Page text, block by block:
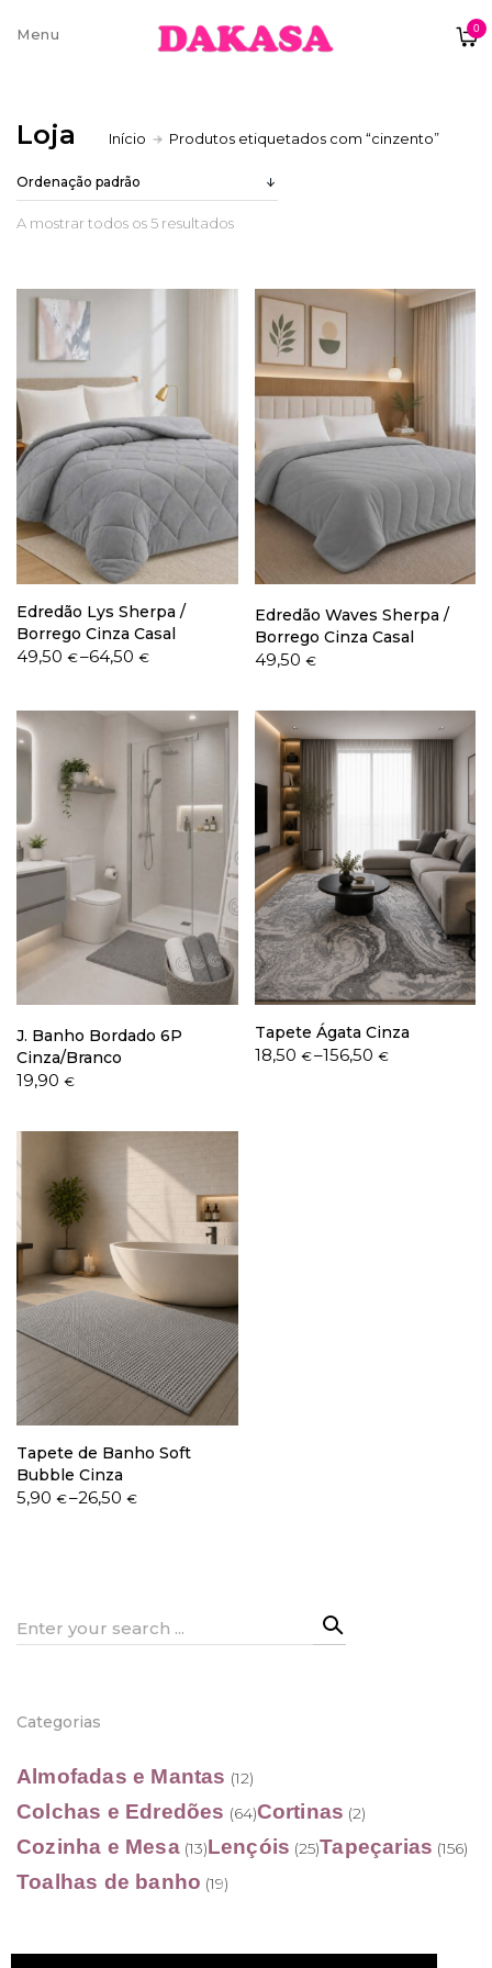
0
Sobre nós
Trocas e Devoluções
Termos e condições
Loja Início Produtos etiquetados com “cinzento”
A mostrar todos os 5 resultados
Edredão Lys Sherpa /
Borrego Cinza Casal
49,50 €–64,50€
Price
through
64,50 €
Edredão Waves Sherpa /
Borrego Cinza Casal
49,50 €
J. Banho Bordado 6P
Cinza/Branco
19,90 €
Tapete Ágata Cinza
18,50 €–156,50 €
Price
Tapete de Banho Soft
Bubble Cinza
5,90 €–26,50€
Price
Search
Categorias
Almofadas e Mantas (12)
Colchas e Edredões (64)Cortinas (2)
Cozinha e Mesa (13)Lençóis (25)Tapeçarias (156)
Toalhas de banho (19)